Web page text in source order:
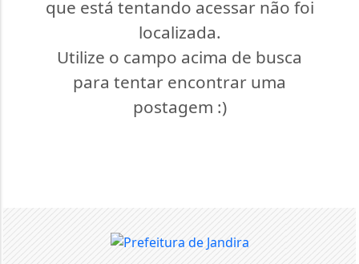
que está tentando acessar não foi
localizada.
Utilize o campo acima de busca
para tentar encontrar uma
postagem :)